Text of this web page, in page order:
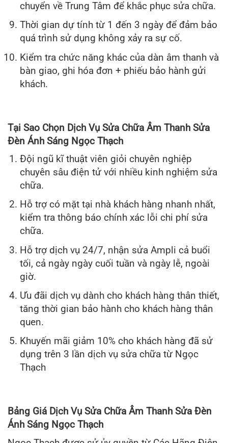
chuyển về Trung Tâm để khắc phục sửa chữa.
Thời gian dự tính từ 1 đến 3 ngày để đảm bảo
quá trình sử dụng không xảy ra sự cố.
Kiểm tra chức năng khác của dàn âm thanh và
bàn giao, ghi hóa đơn + phiếu bảo hành gửi
khách.
Tại Sao Chọn Dịch Vụ Sửa Chữa Âm Thanh Sửa
Đèn Ánh Sáng Ngọc Thạch
Đội ngũ kĩ thuật viên giỏi chuyên nghiệp
chuyên sâu điện tử với nhiều kinh nghiệm sửa
chữa.
Hỗ trợ có mặt tại nhà khách hàng nhanh nhất,
kiểm tra thông báo chính xác lỗi chi phí sửa
chữa.
Hỗ trợ dịch vụ 24/7, nhận sửa Ampli cả buổi
tối, cả ngày ngày cuối tuần và ngày lễ, ngoài
giờ.
Ưu đãi dịch vụ dành cho khách hàng thân thiết,
tăng thời gian bảo hành cho khách hàng thân
quen.
Khuyến mãi giảm 10% cho khách hàng đã sử
dụng trên 3 lần dịch vụ sửa chữa từ Ngọc
Thạch
Bảng Giá Dịch Vụ Sửa Chữa Âm Thanh Sửa Đèn
Ánh Sáng Ngọc Thạch